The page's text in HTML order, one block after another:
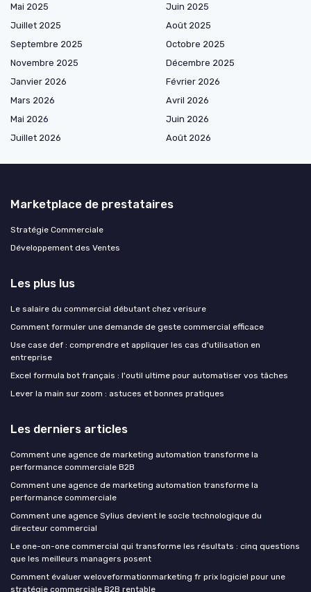
Mai 2025
Juin 2025
Juillet 2025
Août 2025
Septembre 2025
Octobre 2025
Novembre 2025
Décembre 2025
Janvier 2026
Février 2026
Mars 2026
Avril 2026
Mai 2026
Juin 2026
Juillet 2026
Août 2026
Marketplace de prestataires
Stratégie Commerciale
Développement des Ventes
Les plus lus
Le salaire du commercial débutant chez verisure
Comment formuler une demande de geste commercial efficace
Use case def : comprendre et appliquer les cas d'utilisation en
entreprise
Excel formula bot français : l'outil ultime pour automatiser vos tâches
Lever la main sur zoom : astuces et bonnes pratiques
Les derniers articles
Comment une agence de marketing automation transforme la
performance commerciale B2B
Comment une agence de marketing automation transforme la
performance commerciale
Comment une agence Sylius devient le socle technologique du
directeur commercial
Le one-on-one commercial qui transforme les résultats : cinq questions
que les meilleurs managers posent
Comment évaluer weloveformationmarketing fr prix logiciel pour une
stratégie commerciale B2B rentable